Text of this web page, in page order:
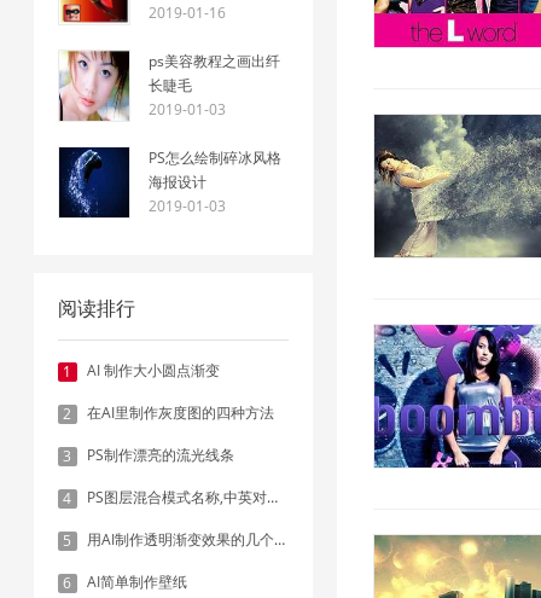
2019-01-16
ps美容教程之画出纤
长睫毛
2019-01-03
PS怎么绘制碎冰风格
海报设计
2019-01-03
阅读排行
1 AI 制作大小圆点渐变
2 在AI里制作灰度图的四种方法
3 PS制作漂亮的流光线条
4 PS图层混合模式名称,中英对照表
5 用AI制作透明渐变效果的几个方法
6 AI简单制作壁纸